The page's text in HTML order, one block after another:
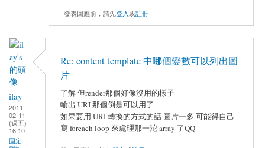
發表回應前，請先登入或註冊
ilay
2011-
02-11
(週五)
16:10
固定
Re: content template 中哪個變數可以列出圖
片
了解 但render那個好像沒用的樣子
輸出 URI 那個倒是可以用了
如果要用 URI 轉換的方式的話 圖片一多 可能得自己
寫 foreach loop 來處理那一沱 array 了QQ